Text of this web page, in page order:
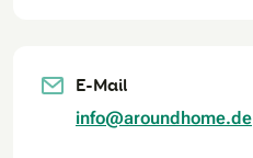
E-Mail
info@aroundhome.de